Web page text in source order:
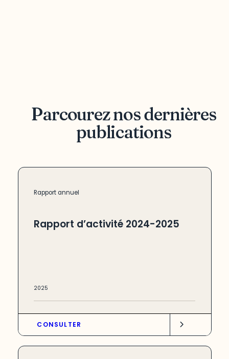
Parcourez nos dernières
publications
Rapport annuel
Rapport d’activité 2024-2025
2025
CONSULTER